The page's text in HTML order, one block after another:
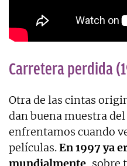
Carretera perdida
Otra de las cintas
dan buena muestra
enfrentamos cuando
películas.En 1997 ya
mundialmente, sobre